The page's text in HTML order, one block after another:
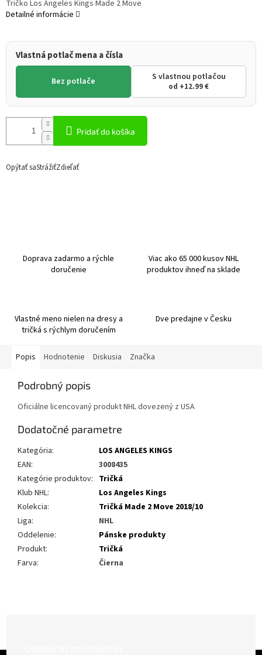
Vlastná potlač mena a čísla
Bez potlače S vlastnou potlačou
od +12.99 €
Pridať do košíka
Tričko Los Angeles Kings Made 2 Move
Detailné informácie
Opýtať saStrážiťZdieľať
Doprava zadarmo a rýchle
doručenie
Viac ako 65 000 kusov NHL
produktov ihneď na sklade
Vlastné meno nielen na dresy a
tričká s rýchlym doručením
Dve predajne v Česku
Popis Hodnotenie Diskusia Značka
Podrobný popis
Oficiálne licencovaný produkt NHL dovezený z USA
Dodatočné parametre
Kategória:
LOS ANGELES KINGS
EAN:
3008435
Kategórie produktov: Tričká
Klub NHL:
Los Angeles Kings
Kolekcia:
Tričká Made 2 Move 2018/10
Liga:
NHL
Oddelenie:
Pánske produkty
Produkt:
Tričká
Farva: Čierna